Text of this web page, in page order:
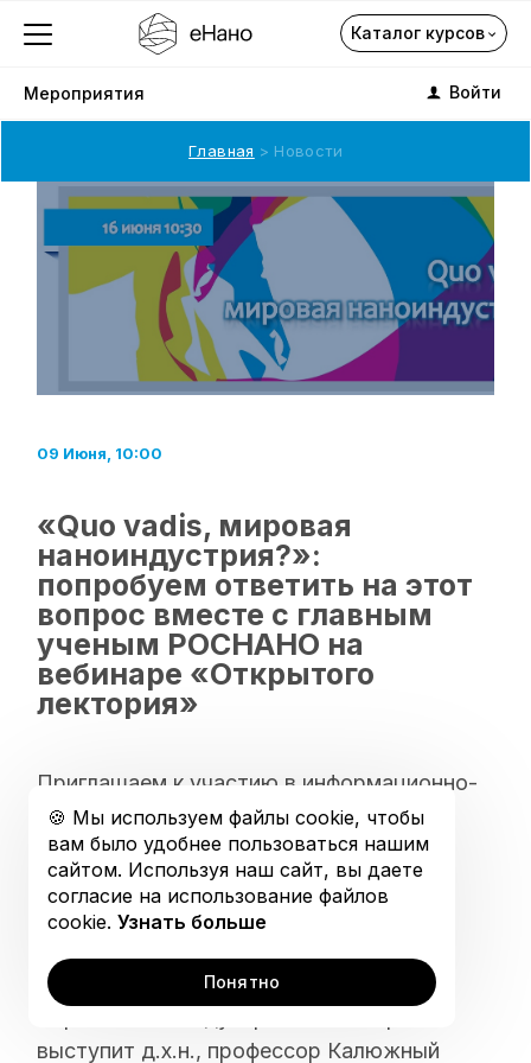
Каталог курсов
Мероприятия Войти
Каталог курсов
О компании
Профориентация
Открытая коллекция
График обучения
Главная Новости
09 Июня, 10:00
«Quо vadis, мировая
наноиндустрия?»:
попробуем ответить на этот
вопрос вместе с главным
ученым РОСНАНО на
вебинаре «Открытого
лектория»
Приглашаем к участию в информационно-
образовательном проекте АНО eNano
«Открытый лекторий», который будет
проведен дистанционно в формате
вебинара 16 июня в 10.30.
Тема очередного вебинара: «Quо vadis,
выступит д.х.н., профессор Калюжный
🍪 Мы используем файлы cookie, чтобы
вам было удобнее пользоваться нашим
сайтом. Используя наш сайт, вы даете
согласие на использование файлов
cookie. Узнать больше
Понятно